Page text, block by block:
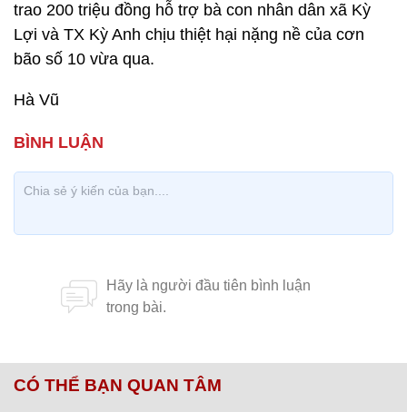
trao 200 triệu đồng hỗ trợ bà con nhân dân xã Kỳ
Lợi và TX Kỳ Anh chịu thiệt hại nặng nề của cơn
bão số 10 vừa qua.
Hà Vũ
CÓ THỂ BẠN QUAN TÂM